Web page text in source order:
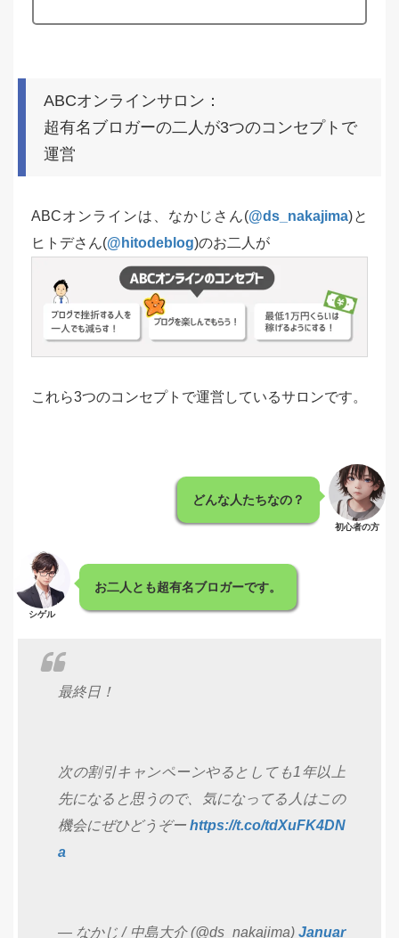
ABCオンラインサロン：
超有名ブロガーの二人が3つのコンセプトで
運営
ABCオンラインは、なかじさん(@ds_nakajima)と
ヒトデさん(@hitodeblog)のお二人が
これら3つのコンセプトで運営しているサロンです。
どんな人たちなの？
初心者の方
シゲル
お二人とも超有名ブロガーです。
最終日！
次の割引キャンペーンやるとしても1年以上
先になると思うので、気になってる人はこの
機会にぜひどうぞー https://t.co/tdXuFK4DN
a
— なかじ / 中島大介 (@ds_nakajima) Januar